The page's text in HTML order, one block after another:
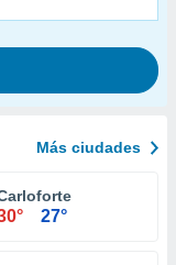
Más ciudades
27°